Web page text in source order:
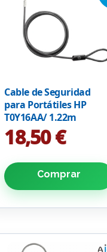
Cable de Seguridad
para Portátiles HP
T0Y16AA/ 1.22m
18,50 €
Comprar